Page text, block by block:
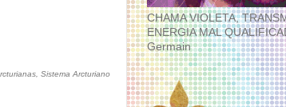
Sistema Arcturiano
CHAMA VIOLETA,
ENERGIA MAL
Germain